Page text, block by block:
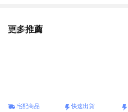
更多推薦
看更多
宅配商品
快速出貨